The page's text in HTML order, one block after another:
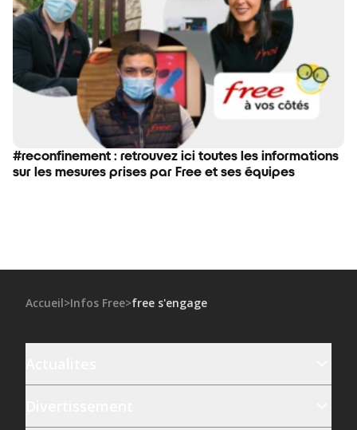
#reconfinement : retrouvez ici toutes les informations
sur les mesures prises par Free et ses équipes
Accueil>Infos Free>free s'engage